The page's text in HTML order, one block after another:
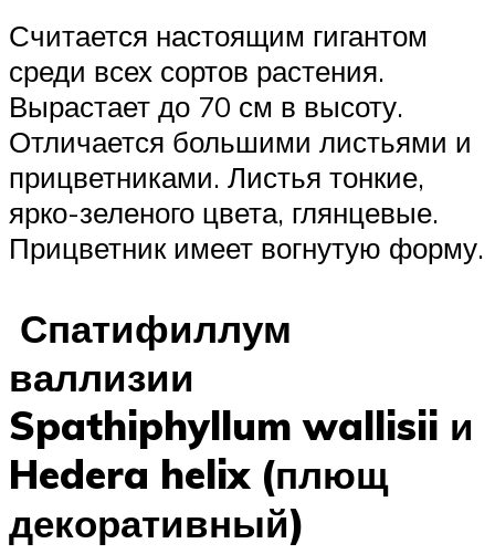
Считается настоящим гигантом
среди всех сортов растения.
Вырастает до 70 см в высоту.
Отличается большими листьями и
прицветниками. Листья тонкие,
ярко-зеленого цвета, глянцевые.
Прицветник имеет вогнутую форму.
Спатифиллум
валлизии
Spathiphyllum wallisii и
Hedera helix (плющ
декоративный)